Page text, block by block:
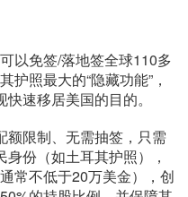
以免签/落地签全球110多
照最大的“隐藏功能”，
速移居美国的目的。
额限制、无需抽签，只需
份（如土耳其护照），
常不低于20万美金），创